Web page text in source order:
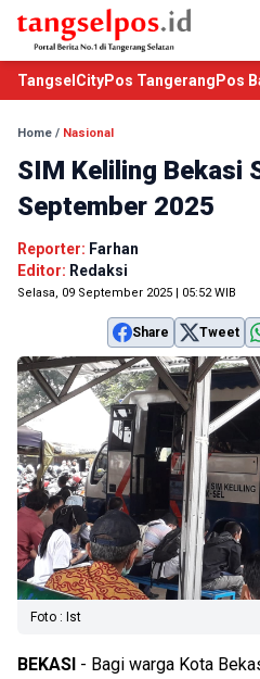
TangselCityPos Tangerang Pos
Home / Nasional
SIM Keliling Bekasi
September 2025
Reporter: Farhan
Editor: Redaksi
Selasa, 09 September 2025 | 05:52 WIB
Share Tweet
Foto : Ist
BEKASI - Bagi warga Kota